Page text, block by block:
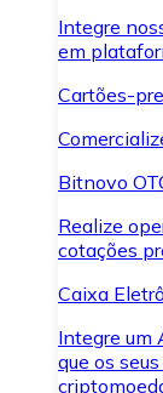
Integre
em
Cartões-
Bitnovo
Realize
cotações
Caixa
Integre um
que os